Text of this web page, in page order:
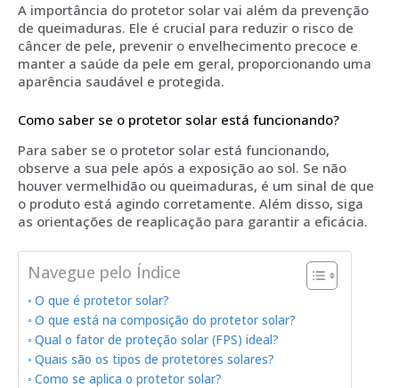
A importância do protetor solar vai além da prevenção
de queimaduras. Ele é crucial para reduzir o risco de
câncer de pele, prevenir o envelhecimento precoce e
manter a saúde da pele em geral, proporcionando uma
aparência saudável e protegida.
Como saber se o protetor solar está funcionando?
Para saber se o protetor solar está funcionando,
observe a sua pele após a exposição ao sol. Se não
houver vermelhidão ou queimaduras, é um sinal de que
o produto está agindo corretamente. Além disso, siga
as orientações de reaplicação para garantir a eficácia.
Navegue pelo Índice
O que é protetor solar?
O que está na composição do protetor solar?
Qual o fator de proteção solar (FPS) ideal?
Quais são os tipos de protetores solares?
Como se aplica o protetor solar?